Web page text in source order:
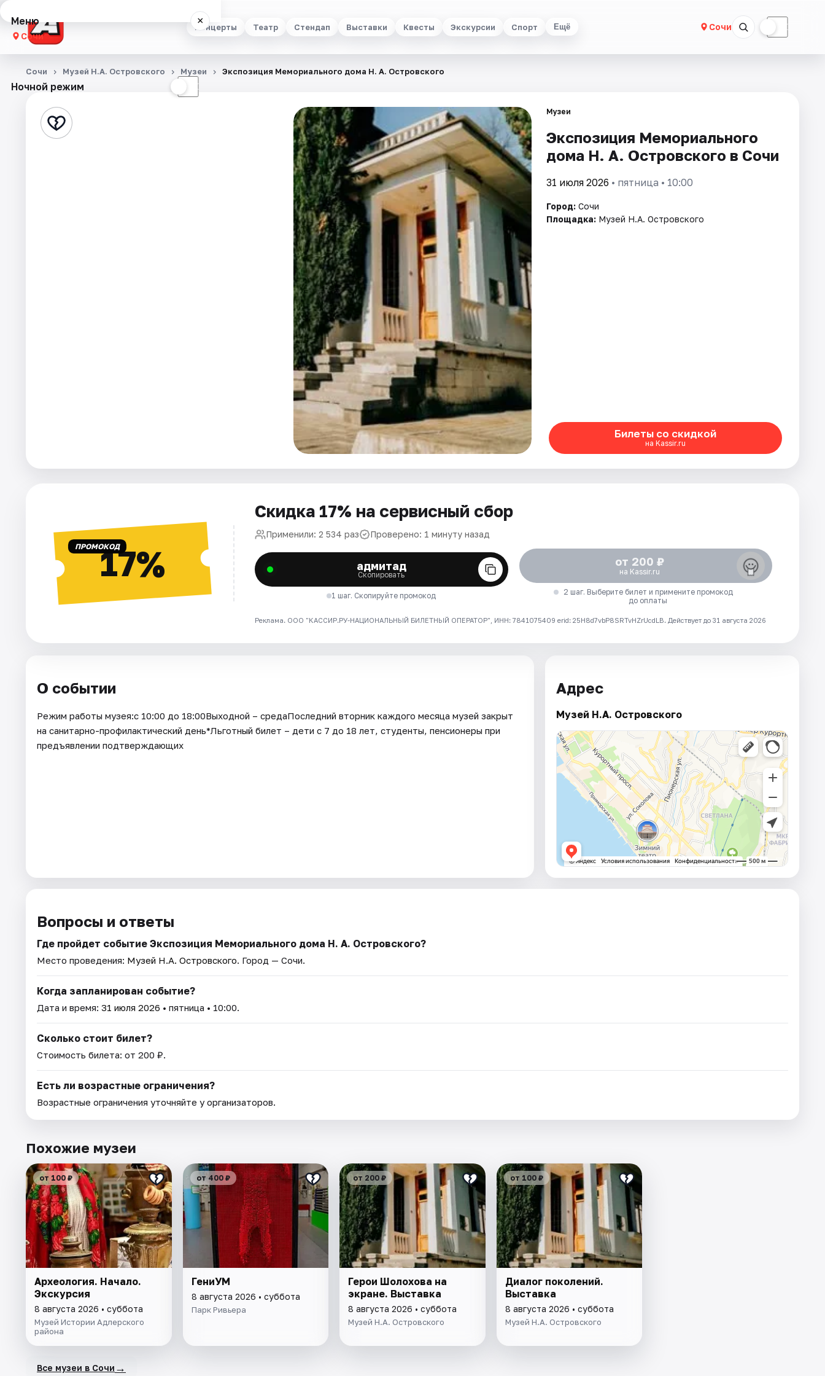
Концерты Театр Стендап Выставки Квесты Экскурсии Спорт Ещё Сочи ☾
Меню ×
Сочи
Концерты
Стендап
Ночной режим ☾
Сочи Музей Н.А. Островского Музеи Экспозиция Мемориального дома Н. А. Островского
Музеи
Экспозиция Мемориального
дома Н. А. Островского в Сочи
31 июля 2026 • пятница • 10:00
Город: Сочи
Площадка: Музей Н.А. Островского
Билеты со скидкой
на Kassir.ru
ПРОМОКОД17%
Скидка 17% на сервисный сбор
Применили: 2 534 раз Проверено: 1 минуту назад
адмитад
Скопировать
1 шаг. Скопируйте промокод
от 200 ₽
на Kassir.ru
2 шаг. Выберите билет и примените промокод
до оплаты
Реклама. ООО "КАССИР.РУ-НАЦИОНАЛЬНЫЙ БИЛЕТНЫЙ ОПЕРАТОР", ИНН: 7841075409 erid: 25H8d7vbP8SRTvHZrUcdLB. Действует до 31 августа 2026
О событии
Режим работы музея:с 10:00 до 18:00Выходной – средаПоследний вторник каждого месяца музей закрыт
на санитарно-профилактический день*Льготный билет – дети с 7 до 18 лет, студенты, пенсионеры при
предъявлении подтверждающих
Адрес
Музей Н.А. Островского
Вопросы и ответы
Где пройдет событие Экспозиция Мемориального дома Н. А. Островского?
Место проведения: Музей Н.А. Островского. Город — Сочи.
Когда запланирован событие?
Дата и время: 31 июля 2026 • пятница • 10:00.
Сколько стоит билет?
Стоимость билета: от 200 ₽.
Есть ли возрастные ограничения?
Возрастные ограничения уточняйте у организаторов.
Похожие музеи
от 100 ₽
Археология. Начало.
Экскурсия
8 августа 2026 • суббота
Музей Истории Адлерского
района
от 400 ₽
ГениУМ
8 августа 2026 • суббота
Парк Ривьера
от 200 ₽
Герои Шолохова на
экране. Выставка
8 августа 2026 • суббота
Музей Н.А. Островского
от 100 ₽
Диалог поколений.
Выставка
8 августа 2026 • суббота
Музей Н.А. Островского
Все музеи в Сочи →